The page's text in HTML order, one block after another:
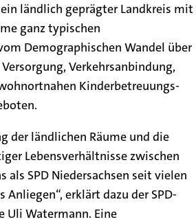
ländlich geprägter Landkreis mit
ganz typischen
Demographischen Wandel über
Verkehrsanbindung,
Kinderbetreuungs-
der ländlichen Räume und die
Lebensverhältnisse zwischen
als SPD Niedersachsen seit vielen
Anliegen“, erklärt dazu der SPD-
Uli Watermann. Eine